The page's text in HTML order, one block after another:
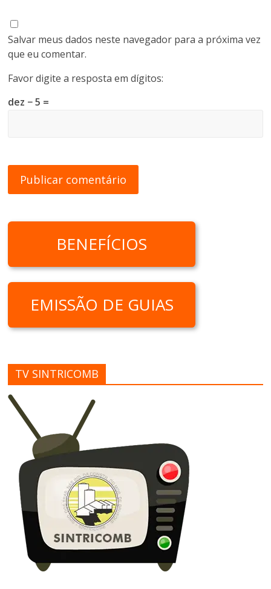
Salvar meus dados neste navegador para a próxima vez
que eu comentar.
Favor digite a resposta em dígitos:
dez − 5 =
BENEFÍCIOS
EMISSÃO DE GUIAS
TV SINTRICOMB